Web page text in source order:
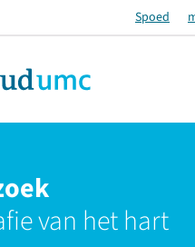
Spoed
van het hart